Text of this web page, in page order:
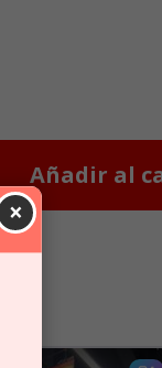
Añadir al
×